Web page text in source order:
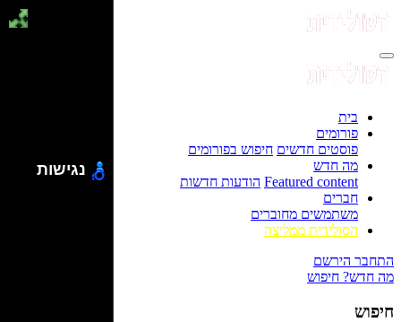
בית
פורומים
פוסטים חדשים חיפוש בפורומים
מה חדש
Featured content הודעות חדשות
חברים
משתמשים מחוברים
הסולידית ממליצה
התחבר הירשם
מה חדש? חיפוש
חיפוש
נגישות